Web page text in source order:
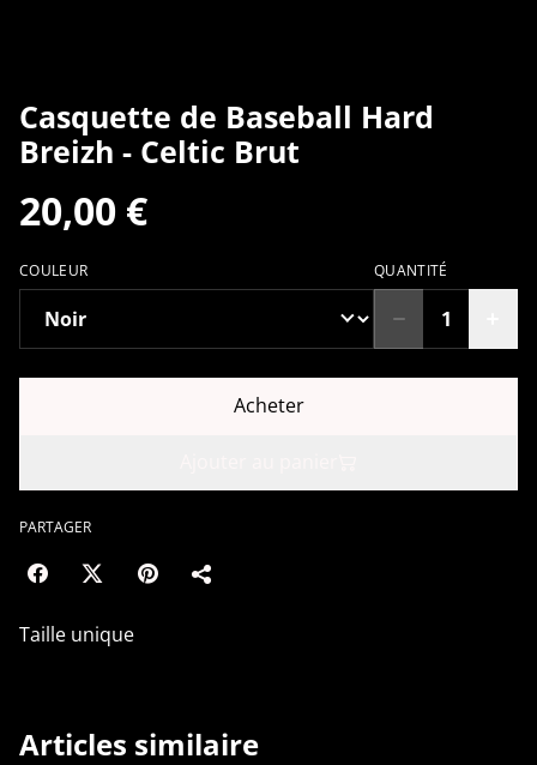
Casquette de Baseball Hard
Breizh - Celtic Brut
20,00 €
COULEUR QUANTITÉ
Acheter
PARTAGER
Taille unique
Articles similaire